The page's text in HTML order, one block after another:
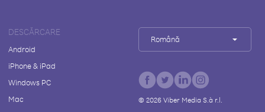
DESCĂRCARE
Android
iPhone & iPad
Windows PC
Mac
Română
© 2026Viber Media S.à r.l.